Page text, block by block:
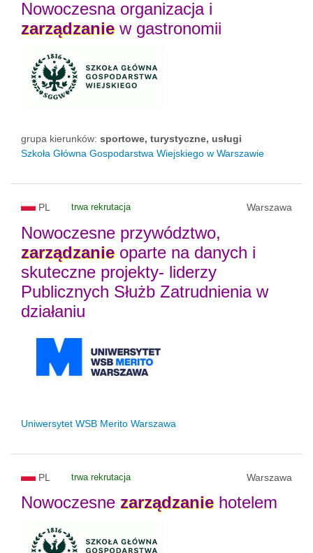
Nowoczesna organizacja i
zarządzaniew gastronomii
grupa kierunków: sportowe, turystyczne, usługi
Szkoła Główna Gospodarstwa Wiejskiego w Warszawie
PL trwa rekrutacja Warszawa
Nowoczesne przywództwo,
zarządzanieoparte na danych i
skuteczne projekty- liderzy
Publicznych Służb Zatrudnienia w
działaniu
Uniwersytet WSB Merito Warszawa
PL trwa rekrutacja Warszawa
Nowoczesne zarządzaniehotelem